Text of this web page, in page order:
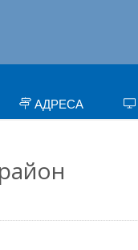
АДРЕСА